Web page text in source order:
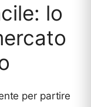
lo
per partire